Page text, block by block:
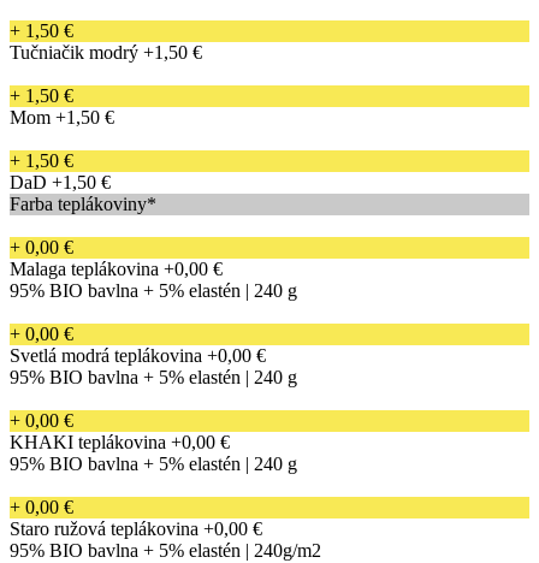
+ 1,50 €
Tučniačik modrý +1,50 €
+ 1,50 €
Mom +1,50 €
+ 1,50 €
DaD +1,50 €
Farba teplákoviny*
+ 0,00 €
Malaga teplákovina +0,00 €
95% BIO bavlna + 5% elastén | 240 g
+ 0,00 €
Svetlá modrá teplákovina +0,00 €
95% BIO bavlna + 5% elastén | 240 g
+ 0,00 €
KHAKI teplákovina +0,00 €
95% BIO bavlna + 5% elastén | 240 g
+ 0,00 €
Staro ružová teplákovina +0,00 €
95% BIO bavlna + 5% elastén | 240g/m2